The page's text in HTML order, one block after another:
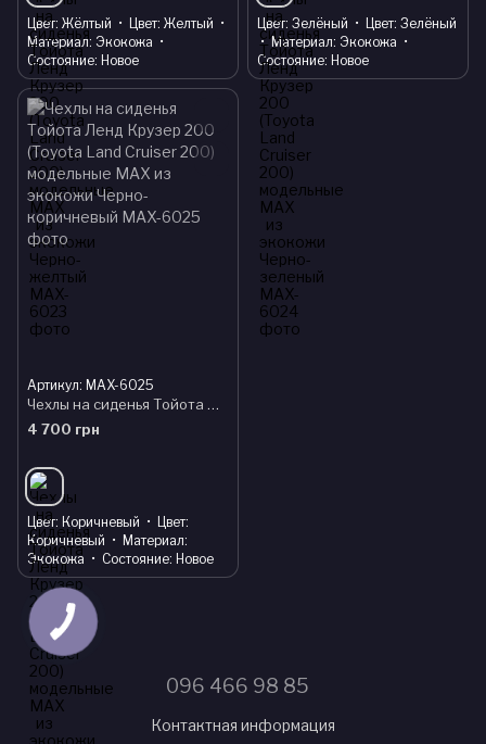
Цвет Жёлтый Цвет Желтый
Материал Экокожа
Состояние Новое
Цвет Зелёный Цвет Зелёный
Материал Экокожа
Состояние Новое
Артикул: MAX-6025
Чехлы на сиденья Тойота Ленд Крузер 200 (Toyota Land Cruiser 200) модельные MAX из экокожи Черно-коричневый
4 700 грн
Цвет Коричневый
Цвет
Коричневый
Материал
Экокожа
Состояние Новое
096 466 98 85
Контактная информация